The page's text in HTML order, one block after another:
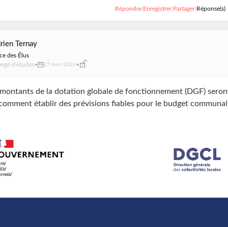
Répondre Enregistrer| Partager| Réponse(s)
Ternay
des Élus
d'études• 27 mars 2026 •
de la dotation globale de fonctionnement (DGF)
établir des prévisions fiables pour le budget communal